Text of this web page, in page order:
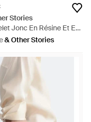
Stories
Jonc En Résine Et En
Contrasté - Bleu
& Other Stories